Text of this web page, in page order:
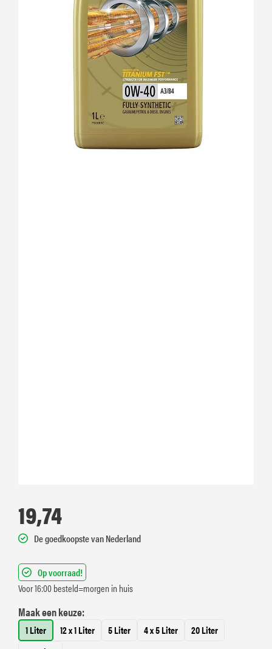
19,74
De goedkoopste van Nederland
Op voorraad!
Voor 16:00 besteld=morgen in huis
Maak een keuze:
1 Liter 12 x 1 Liter 5 Liter 4 x 5 Liter
20 Liter